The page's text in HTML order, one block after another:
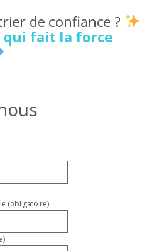
de confiance ?
qui fait la force
(obligatoire)